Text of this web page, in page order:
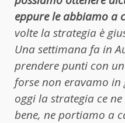
eppure le abbiamo a
volte la strategia è
Una settimana fa in
prendere punti con
forse non eravamo
oggi la strategia ce
bene, ne portiamo a